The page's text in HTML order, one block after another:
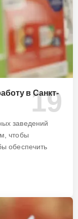
в Санкт-
заведений
чтобы
обеспечить